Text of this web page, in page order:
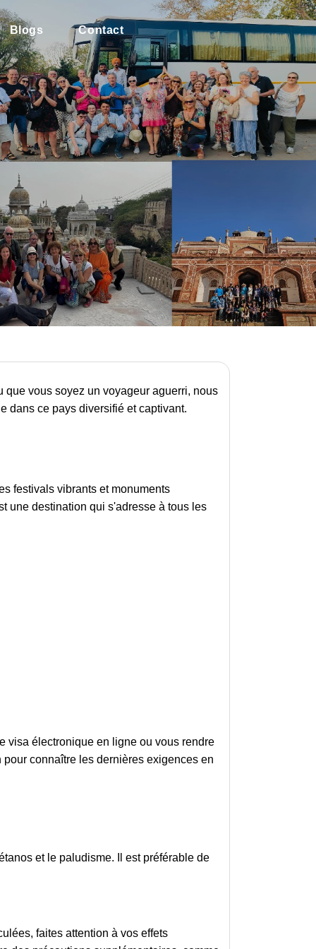
Blogs Contact
que vous soyez un voyageur aguerri, nous
dans ce pays diversifié et captivant.
festivals vibrants et monuments
une destination qui s'adresse à tous les
visa électronique en ligne ou vous rendre
connaître les dernières exigences en
et le paludisme. Il est préférable de
faites attention à vos effets